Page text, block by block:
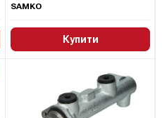
SAMKO
Купити